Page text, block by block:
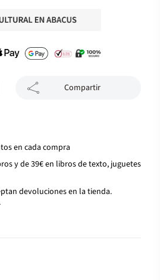
Compartir
en cada compra
y de 39€ en libros de texto, juguetes
devoluciones en la tienda.